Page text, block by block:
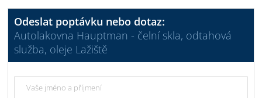
Odeslat poptávku nebo dotaz:
Autolakovna Hauptman - čelní skla, odtahová
služba, oleje Lažiště